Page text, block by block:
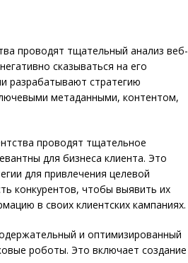
проводят тщательный анализ веб-
сказываться на его
разрабатывают стратегию
метаданными, контентом,
проводят тщательное
для бизнеса клиента. Это
для привлечения целевой
конкурентов, чтобы выявить их
в своих клиентских кампаниях.
и оптимизированный
роботы. Это включает создание